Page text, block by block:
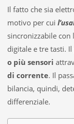
Il fatto che sia
motivo per cui
sincronizzabile
digitale e tre tasti.
o più sensori
di corrente. Il
bilancia, quindi,
differenziale.